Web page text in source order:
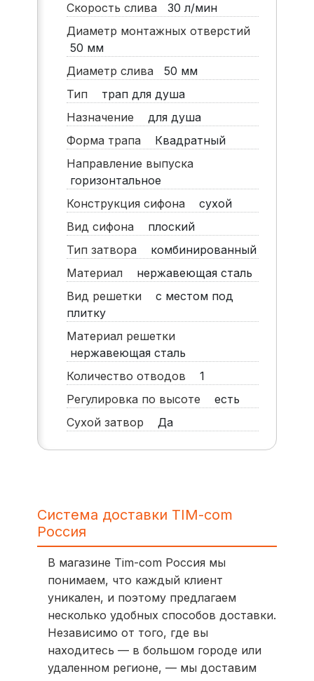
Скорость слива
30л/мин
Диаметр монтажных отверстий
50 мм
Диаметр слива
50 мм
Тип
трап для душа
Назначение
для душа
Форма трапа
Квадратный
Направление выпуска
горизонтальное
Конструкция сифона
сухой
Вид сифона
плоский
Тип затвора
комбинированный
Материал
нержавеющая сталь
Вид решетки
с местом под
плитку
Материал решетки
нержавеющая сталь
Количество отводов
1
Регулировка по высоте
есть
Сухой затвор
Да
Система доставки TIM-com
Россия
В магазине Tim-com Россия мы
понимаем, что каждый клиент
уникален, и поэтому предлагаем
несколько удобных способов доставки.
Независимо от того, где вы
находитесь — в большом городе или
удаленном регионе, — мы доставим